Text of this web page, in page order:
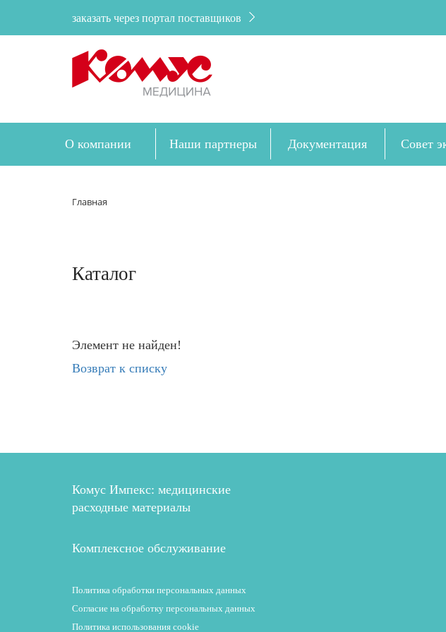
заказать через портал поставщиков
О компании Наши партнеры Документация Совет
Главная
Каталог
Элемент не найден!
Возврат к списку
Комус Импекс: медицинские
расходные материалы
Комплексное обслуживание
Политика обработки персональных данных
Согласие на обработку персональных данных
Политика использования cookie